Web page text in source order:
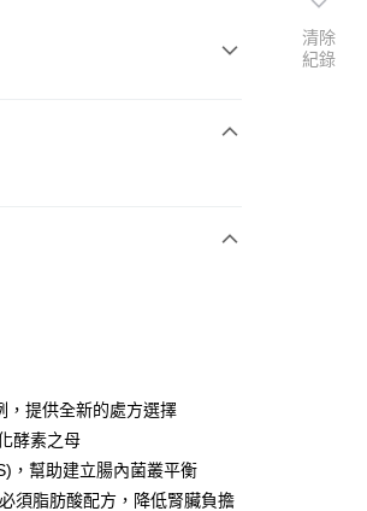
，提供全新的處方選擇
酵素之母
，幫助建立腸內菌叢平衡
須脂肪酸配方，降低腎臟負擔
清除
紀錄